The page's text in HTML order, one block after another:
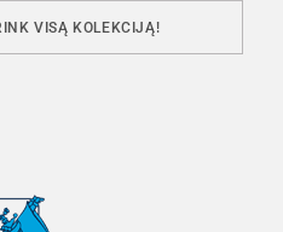
VISĄ KOLEKCIJĄ!